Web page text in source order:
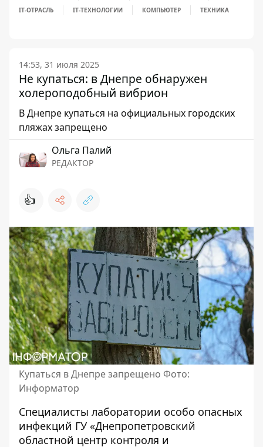
IT-ОТРАСЛЬ
IT-ТЕХНОЛОГИИ КОМПЬЮТЕР ТЕХНИКА
14:53, 31 июля 2025
Не купаться: в Днепре обнаружен
холероподобный вибрион
В Днепре купаться на официальных городских
пляжах запрещено
Ольга Палий
РЕДАКТОР
👍
Купаться в Днепре запрещено Фото:
Информатор
Специалисты лаборатории особо опасных
инфекций ГУ «Днепропетровский
областной центр контроля и